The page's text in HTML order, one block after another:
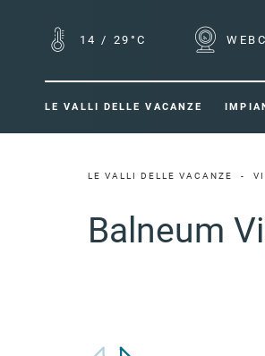
14 / 29°C
LE VALLI DELLE VACANZE
LE VALLI DELLE VACANZE
Balneum